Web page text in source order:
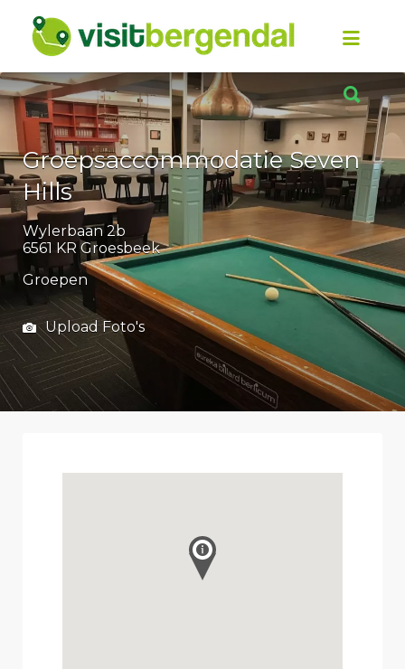
Zoek
naar:
Zoek
naar:
Groepsaccommodatie Seven
Hills
Wylerbaan 2b
6561 KR Groesbeek
Groepen
Upload Foto's